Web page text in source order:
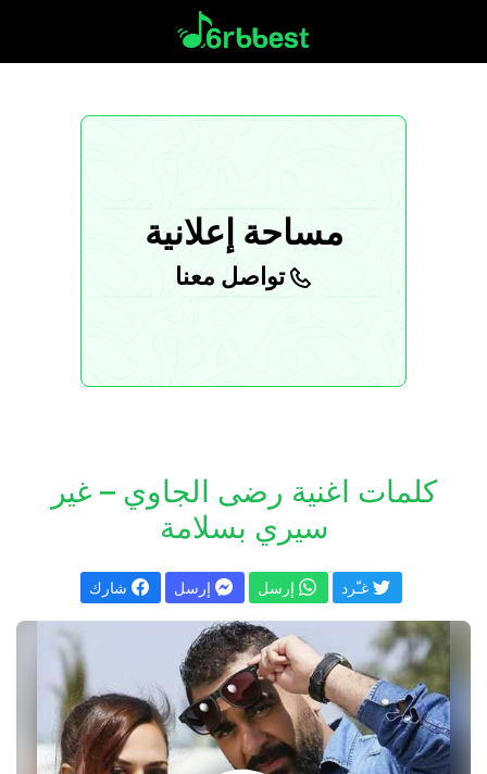
مساحة إعلانية
تواصل معنا
كلمات اغنية رضى الجاوي – غير
سيري بسلامة